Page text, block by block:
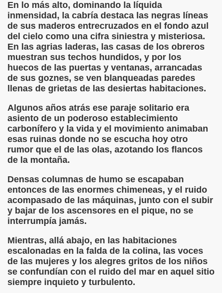
En lo más alto, dominando la líquida
inmensidad, la cabría destaca las negras líneas
de sus maderos entrecruzados en el fondo azul
del cielo como una cifra siniestra y misteriosa.
En las agrias laderas, las casas de los obreros
muestran sus techos hundidos, y por los
huecos de las puertas y ventanas, arrancadas
de sus goznes, se ven blanqueadas paredes
llenas de grietas de las desiertas habitaciones.
Algunos años atrás ese paraje solitario era
asiento de un poderoso establecimiento
carbonífero y la vida y el movimiento animaban
esas ruinas donde no se escucha hoy otro
rumor que el de las olas, azotando los flancos
de la montaña.
Densas columnas de humo se escapaban
entonces de las enormes chimeneas, y el ruido
acompasado de las máquinas, junto con el subir
y bajar de los ascensores en el pique, no se
interrumpía jamás.
Mientras, allá abajo, en las habitaciones
escalonadas en la falda de la colina, las voces
de las mujeres y los alegres gritos de los niños
se confundían con el ruido del mar en aquel sitio
siempre inquieto y turbulento.
de l'Adolescència en Nois-es Cecs i Deficients
a Desarrollar CRE Joan Amades ONCE, 1990 (Miquel
en Peligro de Extinción (Eutiquio Cabrerizo)
Todos (Pedro Zurita)
Social, Córdoba 03-03-09 (Pedro A. Zurita)
de Sor Sacramento)
Elissalde)
1ª Escuela de Ciegos Que Hubo en España (Jesús
06-09 (Pedro Zurita)
(Francisco Javier Bernal García)
(Roberto Enjuto)